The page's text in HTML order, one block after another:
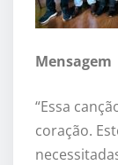
Mensagem
“Essa
coração.